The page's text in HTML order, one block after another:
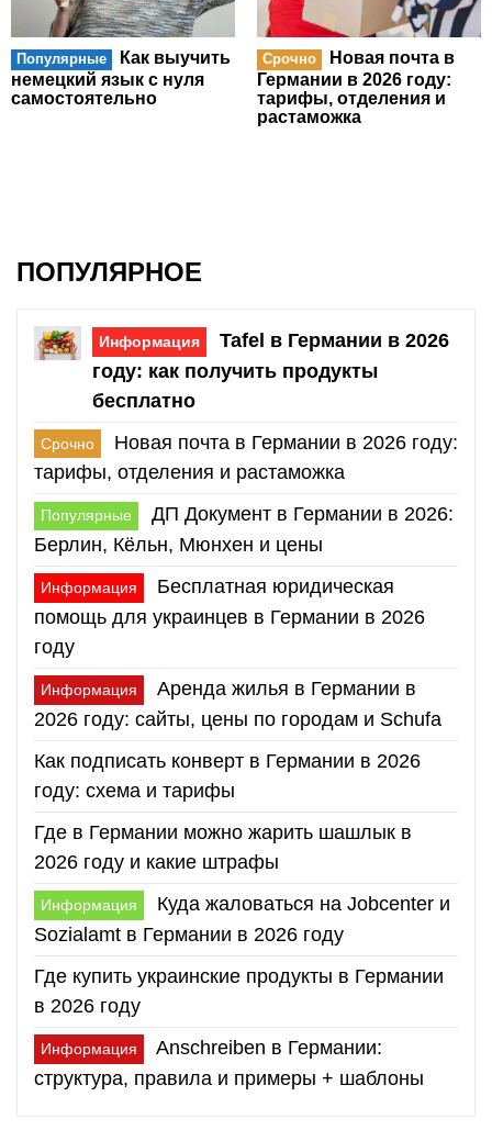
Популярные
Как выучить
немецкий язык с нуля
самостоятельно
Срочно
Новая почта в
Германии в 2026 году:
тарифы, отделения и
растаможка
ПОПУЛЯРНОЕ
Информация
Tafel в Германии в 2026
году: как получить продукты
бесплатно
Срочно
Новая почта в Германии в 2026 году:
тарифы, отделения и растаможка
Популярные
ДП Документ в Германии в 2026:
Берлин, Кёльн, Мюнхен и цены
Информация
Бесплатная юридическая
помощь для украинцев в Германии в 2026
году
Информация
Аренда жилья в Германии в
2026 году: сайты, цены по городам и Schufa
Как подписать конверт в Германии в 2026
году: схема и тарифы
Где в Германии можно жарить шашлык в
2026 году и какие штрафы
Информация
Куда жаловаться на Jobcenter и
Sozialamt в Германии в 2026 году
Где купить украинские продукты в Германии
в 2026 году
Информация
Anschreiben в Германии:
структура, правила и примеры + шаблоны